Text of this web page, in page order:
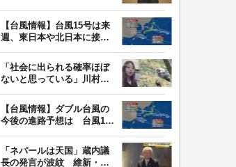
【台風情報】台風15号は来
週、東日本や北日本に接近
「社会に出られる確率ほぼ
ないと思っている」川村葉
【台風情報】ダブル台風の
今後の進路予想は 台風13
「ネパールは天国」蔵内議
長の発言が波紋 維新・吉